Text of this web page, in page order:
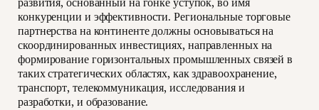
конкуренции и эффективности. Региональные торговые
партнерства на континенте должны основываться на
скоординированных инвестициях, направленных на
формирование горизонтальных промышленных связей в
таких стратегических областях, как здравоохранение,
транспорт, телекоммуникация, исследования и
разработки, и образование.